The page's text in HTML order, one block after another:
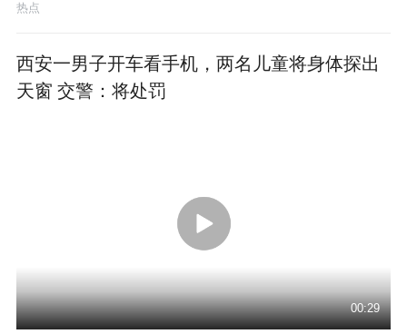
热点
西安一男子开车看手机，两名儿童将身体探出
天窗 交警：将处罚
00:29